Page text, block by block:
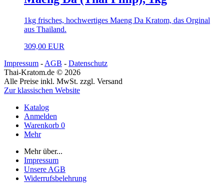
1kg frisches, hochwertiges Maeng Da Kratom, das Orginal
aus Thailand.
309,00 EUR
Impressum - AGB - Datenschutz
Thai-Kratom.de © 2026
Alle Preise inkl. MwSt. zzgl. Versand
Zur klassischen Website
Katalog
Anmelden
Warenkorb 0
Mehr
Mehr über...
Impressum
Unsere AGB
Widerrufsbelehrung